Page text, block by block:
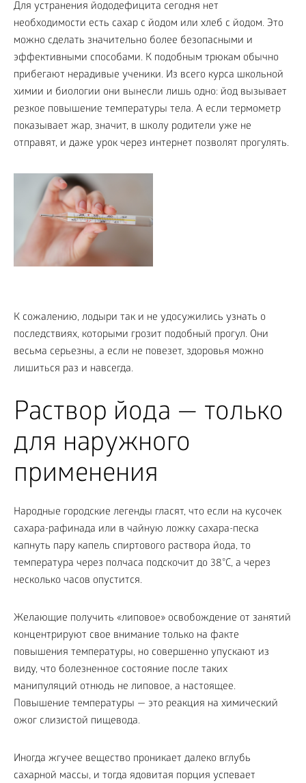
Для устранения йододефицита сегодня нет
необходимости есть сахар с йодом или хлеб с йодом. Это
можно сделать значительно более безопасными и
эффективными способами. К подобным трюкам обычно
прибегают нерадивые ученики. Из всего курса школьной
химии и биологии они вынесли лишь одно: йод вызывает
резкое повышение температуры тела. А если термометр
показывает жар, значит, в школу родители уже не
отправят, и даже урок через интернет позволят прогулять.
К сожалению, лодыри так и не удосужились узнать о
последствиях, которыми грозит подобный прогул. Они
весьма серьезны, а если не повезет, здоровья можно
лишиться раз и навсегда.
Раствор йода — только
для наружного
применения
Народные городские легенды гласят, что если на кусочек
сахара-рафинада или в чайную ложку сахара-песка
капнуть пару капель спиртового раствора йода, то
температура через полчаса подскочит до 38°С, а через
несколько часов опустится.
Желающие получить «липовое» освобождение от занятий
концентрируют свое внимание только на факте
повышения температуры, но совершенно упускают из
виду, что болезненное состояние после таких
манипуляций отнюдь не липовое, а настоящее.
Повышение температуры — это реакция на химический
ожог слизистой пищевода.
Иногда жгучее вещество проникает далеко вглубь
сахарной массы, и тогда ядовитая порция успевает